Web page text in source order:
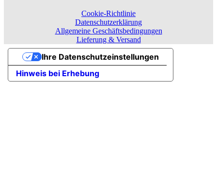
Cookie-Richtlinie
Datenschutzerklärung
Allgemeine Geschäftsbedingungen
Lieferung & Versand
Hinweis bei Erhebung
Ihre Datenschutzeinstellungen